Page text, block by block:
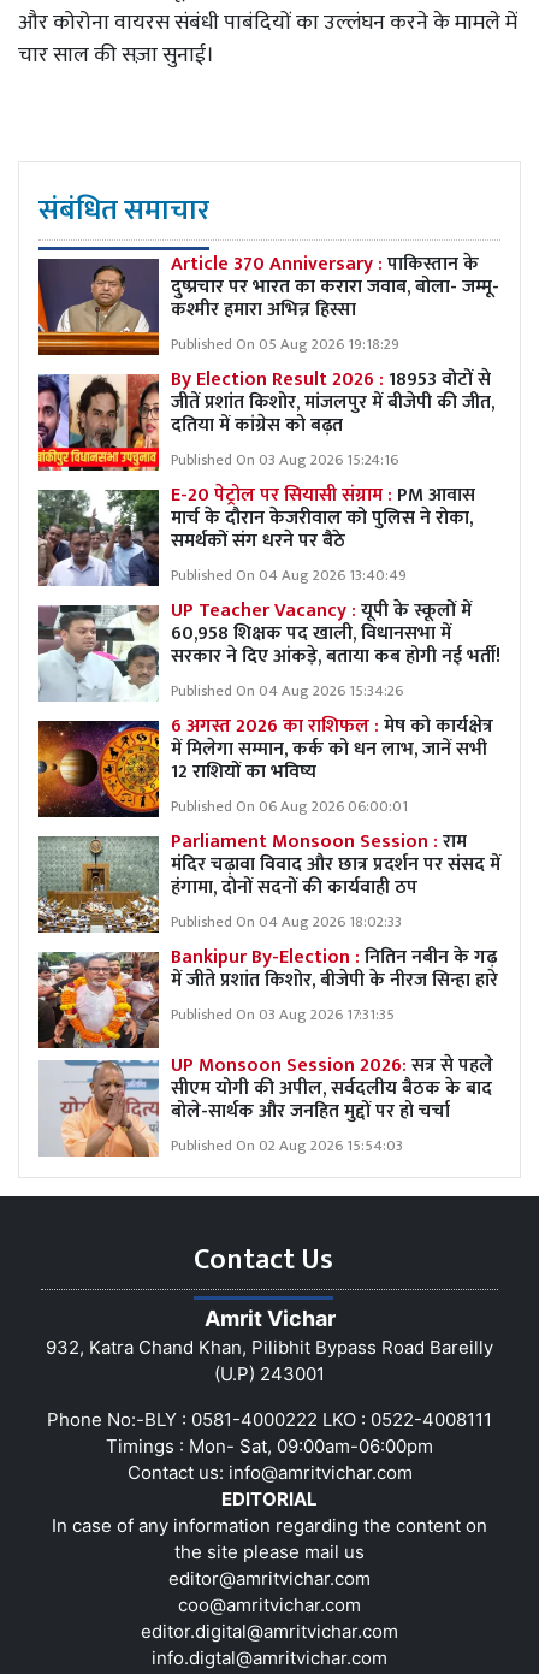
और कोरोना वायरस संबंधी पाबंदियों का उल्लंघन करने के मामले में
चार साल की सज़ा सुनाई।
संबंधित समाचार
Article 370 Anniversary :पाकिस्तान के
दुष्प्रचार पर भारत का करारा जवाब, बोला- जम्मू-
कश्मीर हमारा अभिन्न हिस्सा
Published On 05 Aug 2026 19:18:29
By Election Result 2026 :18953 वोटों से
जीतें प्रशांत किशोर, मांजलपुर में बीजेपी की जीत,
दतिया में कांग्रेस को बढ़त
Published On 03 Aug 2026 15:24:16
E-20 पेट्रोल पर सियासी संग्राम : PM आवास
मार्च के दौरान केजरीवाल को पुलिस ने रोका,
समर्थकों संग धरने पर बैठे
Published On 04 Aug 2026 13:40:49
UP Teacher Vacancy :यूपी के स्कूलों में
60,958 शिक्षक पद खाली, विधानसभा में
सरकार ने दिए आंकड़े, बताया कब होगी नई भर्ती!
Published On 04 Aug 2026 15:34:26
6 अगस्त 2026 का राशिफल :मेष को कार्यक्षेत्र
में मिलेगा सम्मान, कर्क को धन लाभ, जानें सभी
12 राशियों का भविष्य
Published On 06 Aug 2026 06:00:01
Parliament Monsoon Session :राम
मंदिर चढ़ावा विवाद और छात्र प्रदर्शन पर संसद में
हंगामा, दोनों सदनों की कार्यवाही ठप
Published On 04 Aug 2026 18:02:33
Bankipur By-Election :नितिन नबीन के गढ़
में जीते प्रशांत किशोर, बीजेपी के नीरज सिन्हा हारे
Published On 03 Aug 2026 17:31:35
UP Monsoon Session 2026:सत्र से पहले
सीएम योगी की अपील, सर्वदलीय बैठक के बाद
बोले-सार्थक और जनहित मुद्दों पर हो चर्चा
Published On 02 Aug 2026 15:54:03
Contact Us
Amrit Vichar
932, Katra Chand Khan, Pilibhit Bypass Road Bareilly
(U.P) 243001
Phone No:-BLY : 0581-4000222 LKO : 0522-4008111
Timings : Mon- Sat, 09:00am-06:00pm
Contact us: info@amritvichar.com
EDITORIAL
In case of any information regarding the content on
the site please mail us
editor@amritvichar.com
coo@amritvichar.com
editor.digital@amritvichar.com
info.digtal@amritvichar.com